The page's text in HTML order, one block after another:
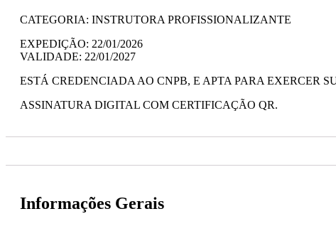
CATEGORIA: INSTRUTORA PROFISSIONALIZANTE
EXPEDIÇÃO: 22/01/2026
VALIDADE: 22/01/2027
ESTÁ CREDENCIADA AO CNPB, E APTA PARA EXERCER
ASSINATURA DIGITAL COM CERTIFICAÇÃO QR.
Informações Gerais